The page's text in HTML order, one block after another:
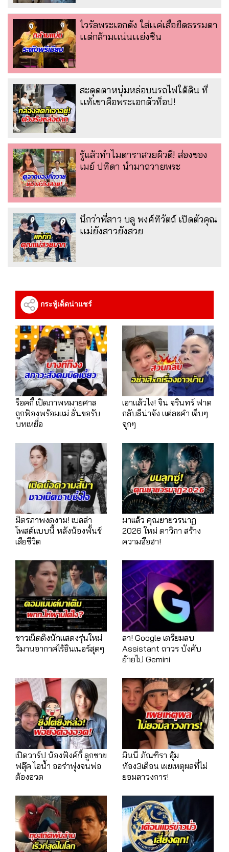
ไวรัลพระเอกดัง ใส่เเค่เสื้อยืดธรรมดา
เเต่กล้ามเเน่นเเย่งซีน
สะดุดตาหนุ่มหล่อบนรถไฟใต้ดิน ที่
เเท้เขาคือพระเอกตัวท็อป!
รู้แล้วทำไมดาราสวยผิวดี! ส่องของ
เมย์ ปทิดา นำมาถวายพระ
นึกว่าพี่สาว บลู พงศ์ทิวัตถ์ เปิดตัวคุณ
เเม่ยังสาวยังสวย
กระทู้เด็ดน่าแชร์
ร็อคกี้ เปิดภาพหมายศาล
ถูกฟ้องพร้อมแม่ ลั่นขอรับ
บทเหยื่อ
เอาแล้วไง! จิน จรินทร์ ฟาด
กลับลีน่าจัง แต่ละคำ เจ็บๆ
จุกๆ
มิตรภาพงดงาม! เบลล่า
โพสต์แบบนี้ หลังน้องพั้นช์
เสียชีวิต
มาเเล้ว คุณยายวรนาฏ
2026 ใหม่ ดาวิกา สร้าง
ความฮือฮา!
ชาวเน็ตติงนักแสดงรุ่นใหม่
วิมานอากาศไร้อินเนอร์สุดๆ
ลา! Google เตรียมลบ
Assistant ถาวร บังคับ
ย้ายไป Gemini
เปิดวาร์ป น้องฟังค์กี้ ลูกชาย
ฟลุ๊ค ไอน้ำ ออร่าพุ่งจนพ่อ
ต้องอวด
มินนี่ ภัณฑิรา อุ้ม
ท้อง3เดือน เผยเหตุผลที่ไม่
ยอมลาวงการ!